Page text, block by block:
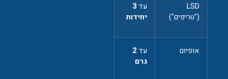
LSD
("טריפים")
עד 3
יחידות
אופיום עד 2
גרם